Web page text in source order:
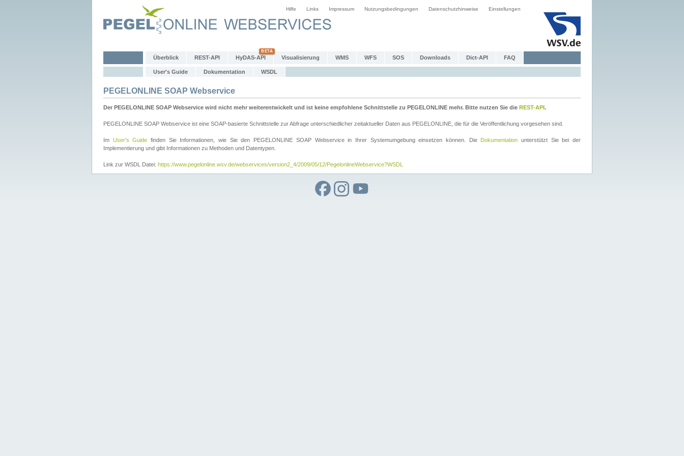
Hilfe Links Impressum Nutzungsbedingungen Datenschutzhinweise Einstellungen
Überblick REST-API HyDAS-API Visualisierung WMS WFS SOS Downloads Dict-API FAQ
User's Guide Dokumentation WSDL
PEGELONLINE SOAP Webservice
Der PEGELONLINE SOAP Webservice wird nicht mehr weiterentwickelt und ist keine empfohlene Schnittstelle zu PEGELONLINE mehr. Bitte nutzen Sie die REST-API.
PEGELONLINE SOAP Webservice ist eine SOAP-basierte Schnittstelle zur Abfrage unterschiedlicher zeitaktueller Daten aus PEGELONLINE, die für die Veröffentlichung vorgesehen sind.
Im User's Guide finden Sie Informationen, wie Sie den PEGELONLINE SOAP Webservice in Ihrer Systemumgebung einsetzen können. Die Dokumentation unterstützt Sie bei der
Implementierung und gibt Informationen zu Methoden und Datentypen.
Link zur WSDL Datei: https://www.pegelonline.wsv.de/webservices/version2_4/2009/05/12/PegelonlineWebservice?WSDL